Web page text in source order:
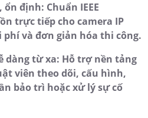
định: Chuẩn IEEE
trực tiếp cho camera IP
phí và đơn giản hóa thi công.
dàng từ xa: Hỗ trợ nền tảng
viên theo dõi, cấu hình,
bảo trì hoặc xử lý sự cố